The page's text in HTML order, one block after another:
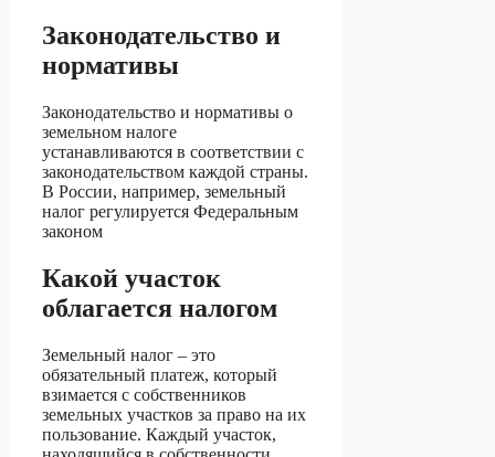
Законодательство и
нормативы
Законодательство и нормативы о
земельном налоге
устанавливаются в соответствии с
законодательством каждой страны.
В России, например, земельный
налог регулируется Федеральным
законом
Какой участок
облагается налогом
Земельный налог – это
обязательный платеж, который
взимается с собственников
земельных участков за право на их
пользование. Каждый участок,